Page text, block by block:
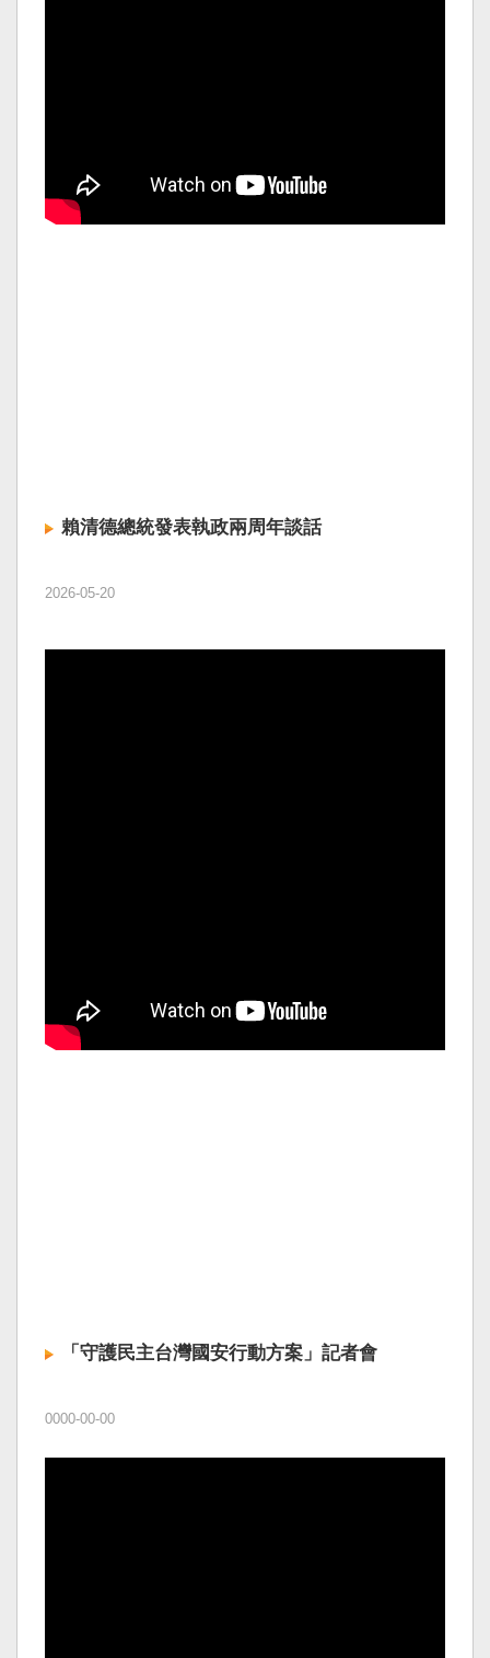
賴清德總統發表執政兩周年談話
2026-05-20
「守護民主台灣國安行動方案」記者會
0000-00-00